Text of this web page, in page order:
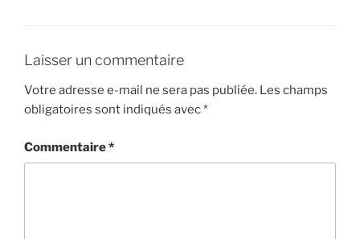
Laisser un commentaire
Votre adresse e-mail ne sera pas publiée. Les champs
obligatoires sont indiqués avec*
Commentaire*